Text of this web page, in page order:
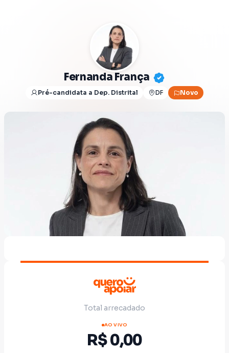
Fernanda França
Pré-candidata a Dep. Distrital DF Novo
Total arrecadado
AO VIVO
R$ 0,00